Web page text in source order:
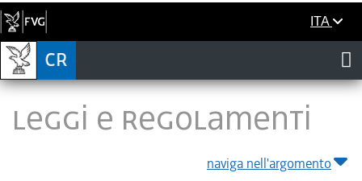
ITA
LEGGI E REGOLAMENTI
naviga nell'argomento